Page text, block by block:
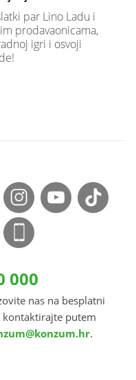
par Lino Ladu i
prodavaonicama,
igri i osvoji
000
nas na besplatni
putem
.